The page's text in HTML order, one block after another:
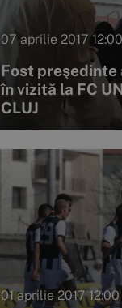
07 aprilie 2017 12:00
Fost preşedinte
în vizită la FC
CLUJ
01 aprilie 2017 12:00